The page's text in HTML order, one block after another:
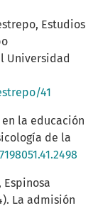
Estudios
Universidad
41
la educación
de la
Espinosa
La admisión